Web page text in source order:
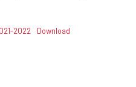
2022 Download